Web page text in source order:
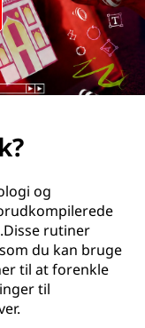
og
rutiner
du kan bruge
til at forenkle
til